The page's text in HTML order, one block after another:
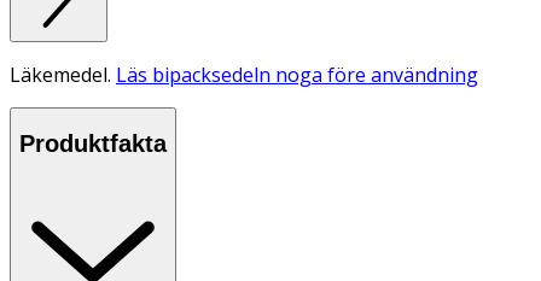
Läkemedel. Läs bipacksedeln noga före användning
Produktfakta